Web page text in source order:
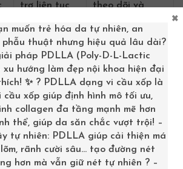
trợ liên tục
cho bệnh
nhân
theo dõi và
hướng dẫn
chăm sóc da
sau điều trị
cho thấy, dù mỗi phòng khám đều có
riêng, ba địa chỉ này đều hướng đến
vụ chăm sóc và điều trị da liễu hiệu
bền vững cho người dân tại Hậu
Giang.
muốn trẻ hóa da tự nhiên, an
phẫu thuật nhưng hiệu quả lâu dài?
pháp PDLLA (Poly-D-L-Lactic
hướng làm đẹp nội khoa hiện đại
✨ ? PDLLA dạng vi cầu xốp là
cầu xốp giúp định hình mô tối ưu,
collagen đa tầng mạnh mẽ hơn
thể, giúp da săn chắc vượt trội! –
tự nhiên: PDLLA giúp cải thiện má
rãnh cười sâu… tạo đường nét
hơn mà vẫn giữ nét tự nhiên ? –
×